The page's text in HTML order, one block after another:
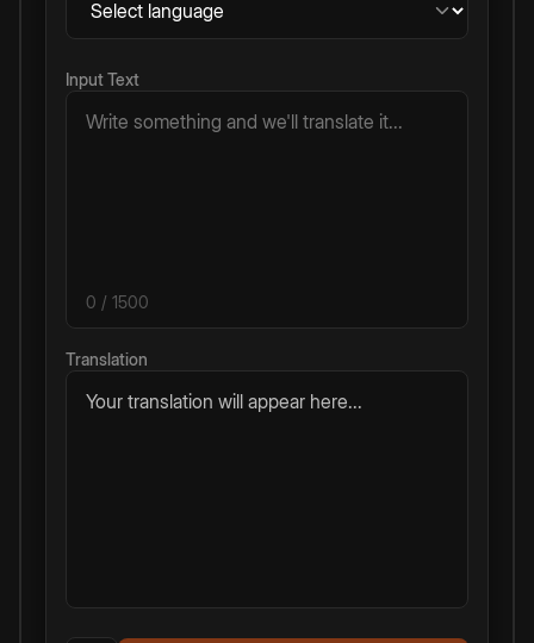
Input Text
0 / 1500
Translation
Your translation will appear here...